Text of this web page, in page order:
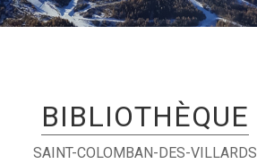
BIBLIOTHÈQUE
SAINT-COLOMBAN-DES-VILLARDS